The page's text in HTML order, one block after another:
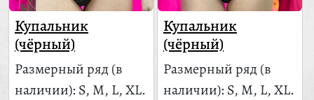
Купальник
(чёрный)
Размерный ряд (в
наличии): S, M, L, XL.
Купальник
(чёрный)
Размерный ряд (в
наличии): S, M, L, XL.